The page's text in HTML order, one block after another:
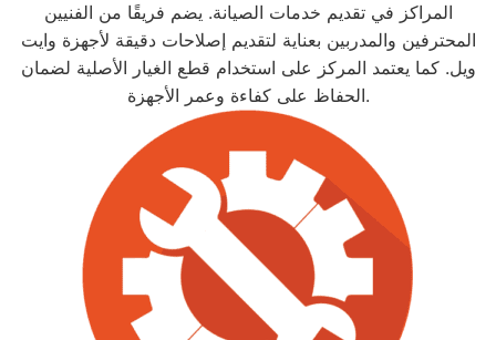
المراكز في تقديم خدمات الصيانة. يضم فريقًا من الفنيين
المحترفين والمدربين بعناية لتقديم إصلاحات دقيقة لأجهزة وايت
ويل. كما يعتمد المركز على استخدام قطع الغيار الأصلية لضمان
الحفاظ على كفاءة وعمر الأجهزة.